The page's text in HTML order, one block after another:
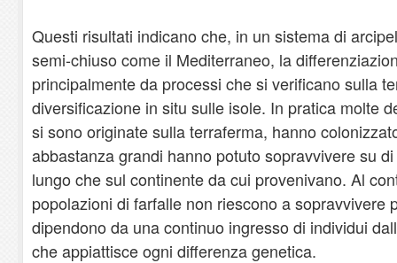
Questi risultati indicano che, in un sistema di
semi-chiuso come il Mediterraneo, la
principalmente da processi che si verificano sulla
diversificazione in situ sulle isole. In pratica molte
si sono originate sulla terraferma, hanno
abbastanza grandi hanno potuto sopravvivere su
lungo che sul continente da cui provenivano. Al
popolazioni di farfalle non riescono a sopravvivere
dipendono da una continuo ingresso di individui
che appiattisce ogni differenza genetica.